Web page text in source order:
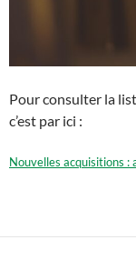
Pour consulter la
c’est par ici :
Nouvelles acquisitions :